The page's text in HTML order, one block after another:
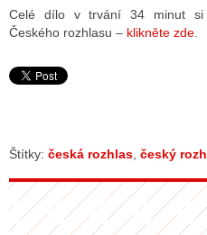
Celé dílo v trvání 34 minut si
Českého rozhlasu – klikněte zde
Štítky: česká rozhlas český